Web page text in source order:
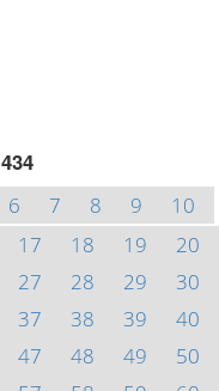
434
6 7 8 9
10
17 18 19
20
27 28 29
30
37 38 39
40
47 48 49
50